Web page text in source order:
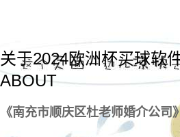
关于2024欧洲杯买球软
ABOUT
《南充市顺庆区杜老师婚介公